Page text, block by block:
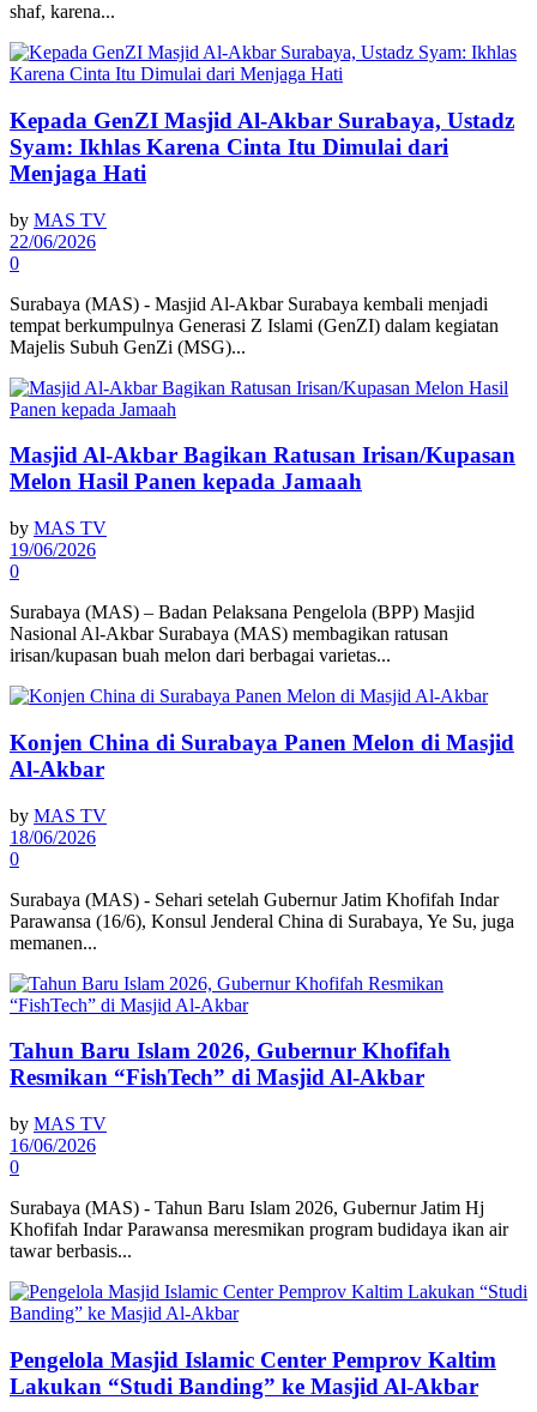
shaf, karena...
Kepada GenZI Masjid Al-Akbar Surabaya, Ustadz
Syam: Ikhlas Karena Cinta Itu Dimulai dari
Menjaga Hati
by MAS TV
22/06/2026
0
Surabaya (MAS) - Masjid Al-Akbar Surabaya kembali menjadi
tempat berkumpulnya Generasi Z Islami (GenZI) dalam kegiatan
Majelis Subuh GenZi (MSG)...
Masjid Al-Akbar Bagikan Ratusan Irisan/Kupasan
Melon Hasil Panen kepada Jamaah
by MAS TV
19/06/2026
0
Surabaya (MAS) – Badan Pelaksana Pengelola (BPP) Masjid
Nasional Al-Akbar Surabaya (MAS) membagikan ratusan
irisan/kupasan buah melon dari berbagai varietas...
Konjen China di Surabaya Panen Melon di Masjid
Al-Akbar
by MAS TV
18/06/2026
0
Surabaya (MAS) - Sehari setelah Gubernur Jatim Khofifah Indar
Parawansa (16/6), Konsul Jenderal China di Surabaya, Ye Su, juga
memanen...
Tahun Baru Islam 2026, Gubernur Khofifah
Resmikan “FishTech” di Masjid Al-Akbar
by MAS TV
16/06/2026
0
Surabaya (MAS) - Tahun Baru Islam 2026, Gubernur Jatim Hj
Khofifah Indar Parawansa meresmikan program budidaya ikan air
tawar berbasis...
Pengelola Masjid Islamic Center Pemprov Kaltim
Lakukan “Studi Banding” ke Masjid Al-Akbar